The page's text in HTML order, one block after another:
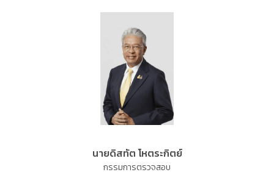
นายดิสทัต โหตระกิตย์
กรรมการตรวจสอบ